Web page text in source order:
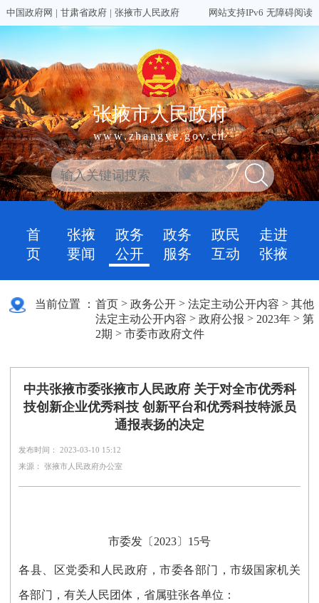
中国政府网 | 甘肃省政府 | 张掖市人民政府 网站支持IPv6 无障碍阅读
张掖市人民政府
www.zhangye.gov.cn
首
页
张掖
要闻
政务
公开
政务
服务
政民
互动
走进
张掖
当前位置 ： 首页 >政务公开 >法定主动公开内容 >其他
法定主动公开内容 >政府公报 > 2023年 >第
2期 >市委市政府文件
中共张掖市委张掖市人民政府 关于对全市优秀科
技创新企业优秀科技 创新平台和优秀科技特派员
通报表扬的决定
发布时间： 2023-03-10 15:12
来源： 张掖市人民政府办公室
市委发〔2023〕15号
各县、区党委和人民政府，市委各部门，市级国家机关
各部门，有关人民团体，省属驻张各单位：